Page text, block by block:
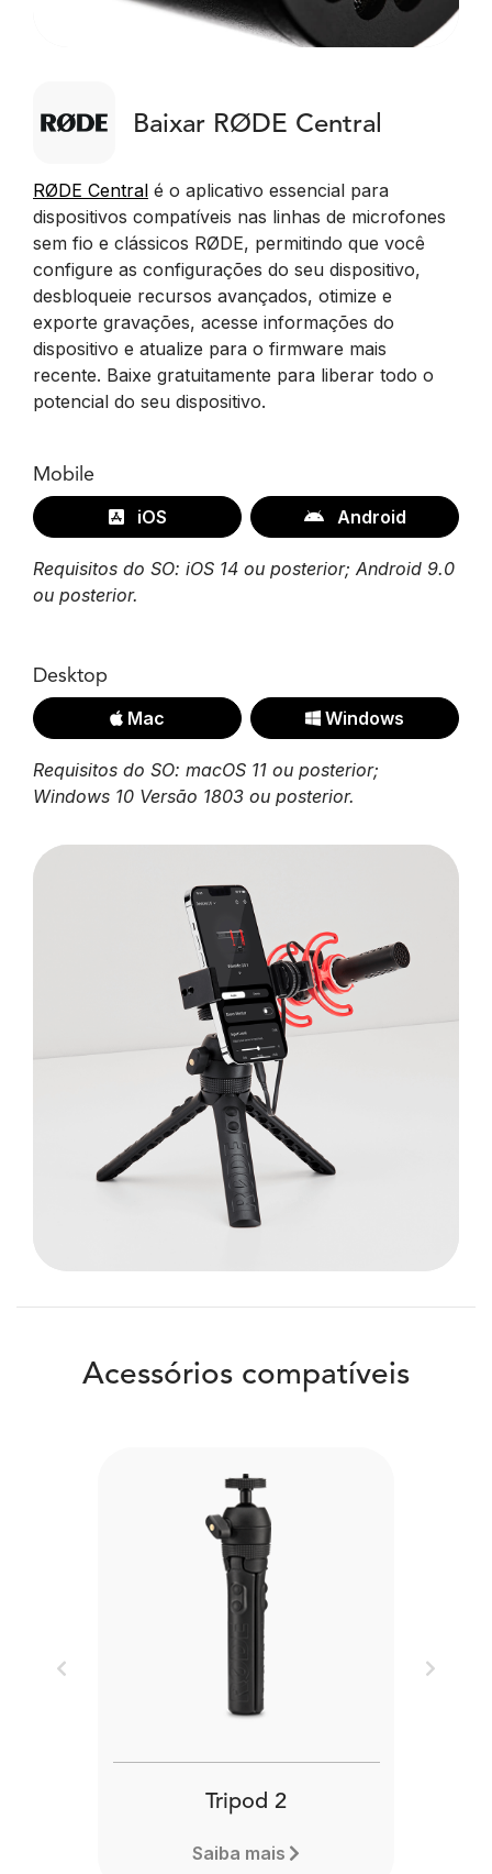
Baixar RØDE Central
RØDE Central é o aplicativo essencial para
dispositivos compatíveis nas linhas de microfones
sem fio e clássicos RØDE, permitindo que você
configure as configurações do seu dispositivo,
desbloqueie recursos avançados, otimize e
exporte gravações, acesse informações do
dispositivo e atualize para o firmware mais
recente. Baixe gratuitamente para liberar todo o
potencial do seu dispositivo.
Mobile
iOS Android
Requisitos do SO: iOS 14 ou posterior; Android 9.0
ou posterior.
Desktop
Mac Windows
Requisitos do SO: macOS 11 ou posterior;
Windows 10 Versão 1803 ou posterior.
Acessórios compatíveis
Tripod 2
Saiba mais
Previous Next